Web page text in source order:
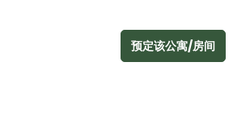
预定该公寓/房间